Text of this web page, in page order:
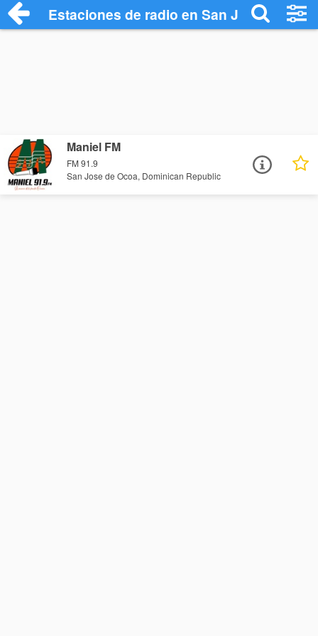
Estaciones de radio en San Jose de
Maniel FM
FM 91.9
San Jose de Ocoa, Dominican Republic